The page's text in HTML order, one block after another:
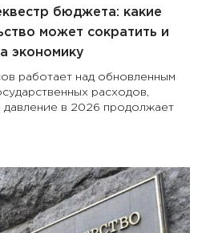
бюджета: какие
может сократить и
экономику
работает над обновленным
расходов,
в 2026 продолжает